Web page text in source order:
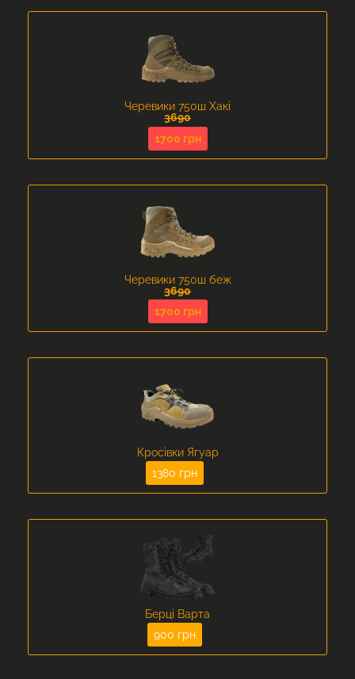
Черевики 750ш Хакі
3690
1700 грн
Черевики 750ш беж
3690
1700 грн
Кросівки Ягуар
1380 грн
Берці Варта
900 грн